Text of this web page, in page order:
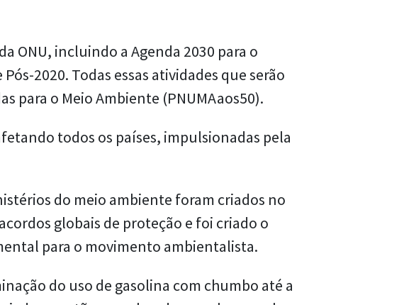
ONU, incluindo a Agenda 2030 para o
2020. Todas essas atividades que serão
para o Meio Ambiente (PNUMAaos50).
todos os países, impulsionadas pela
do meio ambiente foram criados no
globais de proteção e foi criado o
para o movimento ambientalista.
do uso de gasolina com chumbo até a